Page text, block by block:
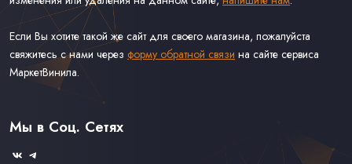
Если Вы хотите такой же сайт для своего магазина, пожалуйста
свяжитесь с нами через форму обратной связи на сайте сервиса
МаркетВинила.
Связаться С Нами
Оферта
Мы в Соц. Сетях